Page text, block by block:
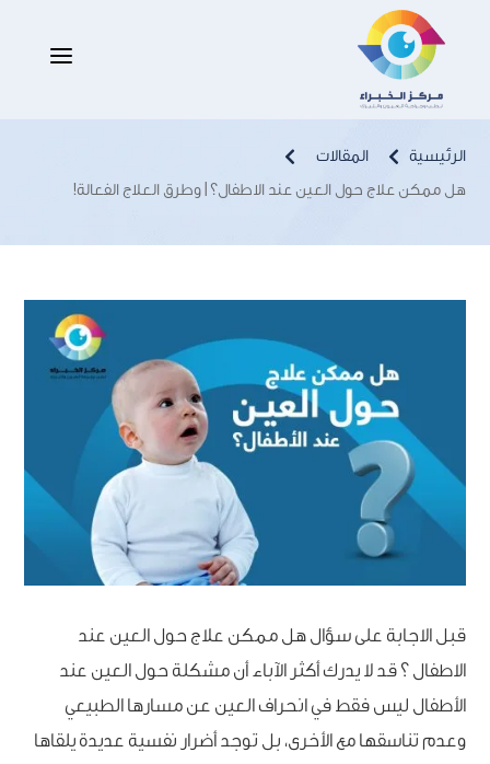
a
هل ممكن علاج حول العين عند الاطفال؟ |
الرئيسية  المقالات 
هل ممكن علاج حول العين عند الاطفال؟ | وطرق العلاج الفعالة!
قبل الاجابة على سؤال هل ممكن علاج حول العين عند
الاطفال ؟ قد لا يدرك أكثر الآباء أن مشكلة حول العين عند
الأطفال ليس فقط في انحراف العين عن مسارها الطبيعي
وعدم تناسقها مع الأخرى، بل توجد أضرار نفسية عديدة يلقاها